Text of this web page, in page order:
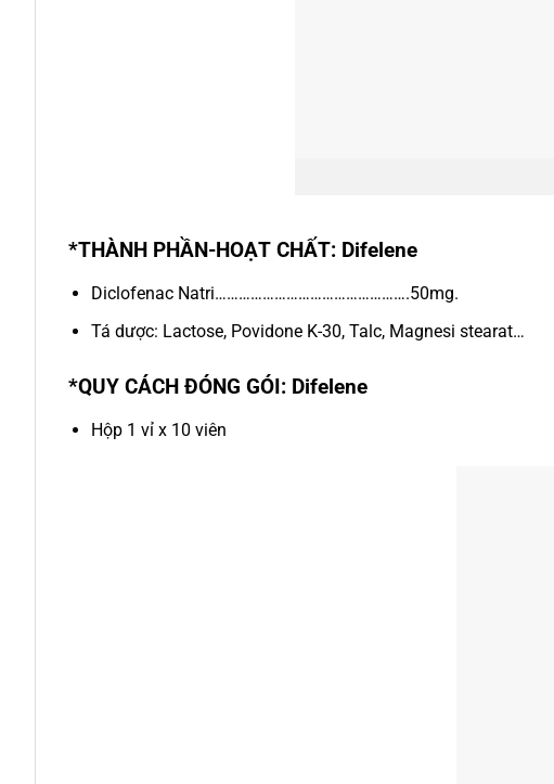
*THÀNH PHẦN-HOẠT CHẤT: Difelene
Diclofenac Natri………………………………………….50mg.
Tá dược: Lactose, Povidone K-30, Talc, Magnesi stearat…
*QUY CÁCH ĐÓNG GÓI: Difelene
Hộp 1 vỉ x 10 viên